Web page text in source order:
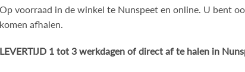
Op voorraad in de winkel te Nunspeet en online. U bent
komen afhalen.
LEVERTIJD 1 tot 3 werkdagen of direct af te halen in